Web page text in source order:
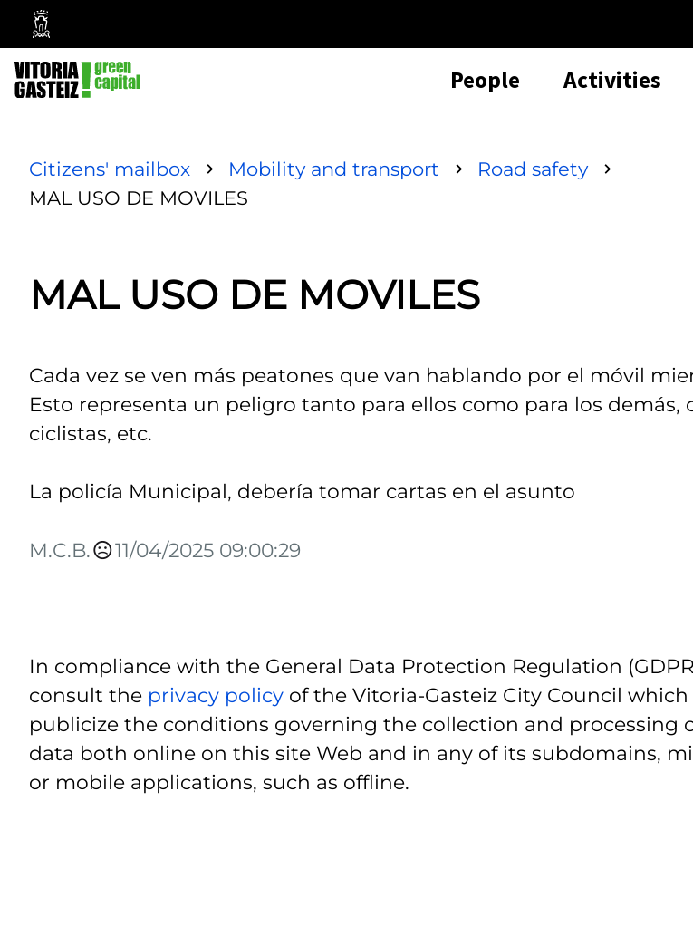
Vitoria-
Gasteiz
City
Council
People Activities
Citizens' mailbox Mobility and transport
Road safety
MAL USO DE MOVILES
MAL USO DE MOVILES
Cada vez se ven más peatones que van hablando por el móvil
Esto representa un peligro tanto para ellos como para los demás,
ciclistas, etc.
La policía Municipal, debería tomar cartas en el asunto
M.C.B. 11/04/2025 09:00:29
In compliance with the General Data Protection Regulation
consult the privacy policy of the Vitoria-Gasteiz City Council
publicize the conditions governing the collection and processing
data both online on this site Web and in any of its subdomains,
or mobile applications, such as offline.